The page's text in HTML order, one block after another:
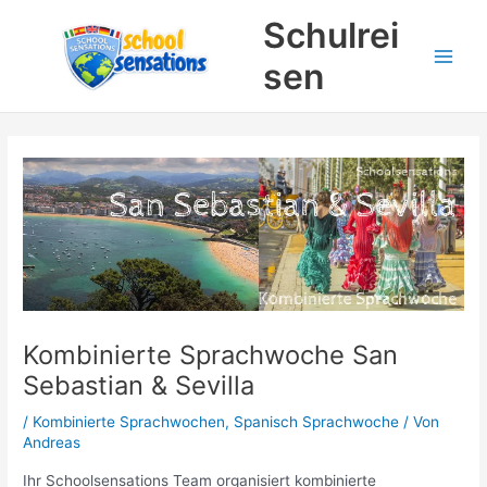
Schulrei
sen
Kombinierte Sprachwoche San
Sebastian & Sevilla
/ Kombinierte Sprachwochen, Spanisch Sprachwoche / Von
Andreas
Ihr Schoolsensations Team organisiert kombinierte